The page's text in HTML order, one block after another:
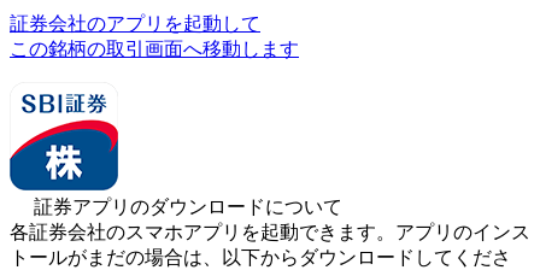
証券会社のアプリを起動して
この銘柄の取引画面へ移動します
証券アプリのダウンロードについて
各証券会社のスマホアプリを起動できます。アプリのインス
トールがまだの場合は、以下からダウンロードしてくださ